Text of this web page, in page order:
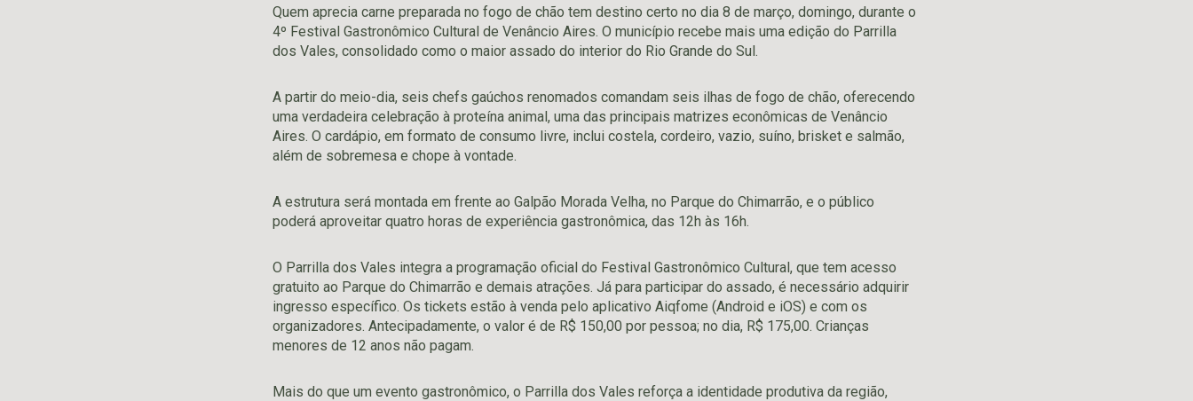
Quem aprecia carne preparada no fogo de chão tem destino certo no dia 8 de março, domingo, durante o
4º Festival Gastronômico Cultural de Venâncio Aires. O município recebe mais uma edição do Parrilla
dos Vales, consolidado como o maior assado do interior do Rio Grande do Sul.
A partir do meio-dia, seis chefs gaúchos renomados comandam seis ilhas de fogo de chão, oferecendo
uma verdadeira celebração à proteína animal, uma das principais matrizes econômicas de Venâncio
Aires. O cardápio, em formato de consumo livre, inclui costela, cordeiro, vazio, suíno, brisket e salmão,
além de sobremesa e chope à vontade.
A estrutura será montada em frente ao Galpão Morada Velha, no Parque do Chimarrão, e o público
poderá aproveitar quatro horas de experiência gastronômica, das 12h às 16h.
O Parrilla dos Vales integra a programação oficial do Festival Gastronômico Cultural, que tem acesso
gratuito ao Parque do Chimarrão e demais atrações. Já para participar do assado, é necessário adquirir
ingresso específico. Os tickets estão à venda pelo aplicativo Aiqfome (Android e iOS) e com os
organizadores. Antecipadamente, o valor é de R$ 150,00 por pessoa; no dia, R$ 175,00. Crianças
menores de 12 anos não pagam.
Mais do que um evento gastronômico, o Parrilla dos Vales reforça a identidade produtiva da região,